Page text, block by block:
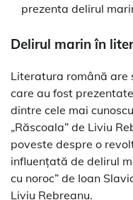
prezenta delirul
Delirul marin în
Literatura română are
care au fost
dintre cele mai
„Răscoala” de Liviu
poveste despre o
influențată de delirul
cu noroc” de Ioan
Liviu Rebreanu.